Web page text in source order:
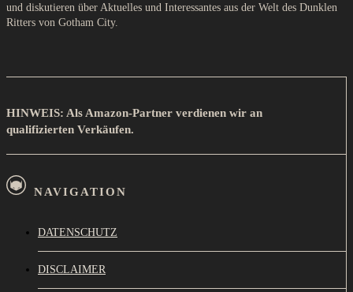
und diskutieren über Aktuelles und Interessantes aus der Welt des Dunklen
Ritters von Gotham City.
HINWEIS: Als Amazon-Partner verdienen wir an
qualifizierten Verkäufen.
NAVIGATION
DATENSCHUTZ
DISCLAIMER